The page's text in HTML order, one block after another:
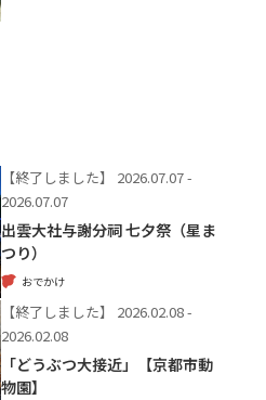
【終了しました】
2026.07.07 -
2026.07.07
出雲大社与謝分祠 七夕祭（星ま
つり）
おでかけ
【終了しました】
2026.02.08 -
2026.02.08
「どうぶつ大接近」【京都市動
物園】